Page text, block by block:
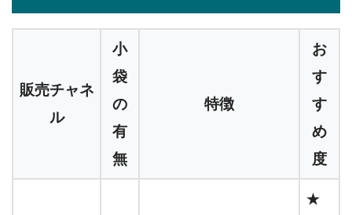
販売チャネ
ル
小
袋
の
有
無
特徴
お
す
す
め
度
★